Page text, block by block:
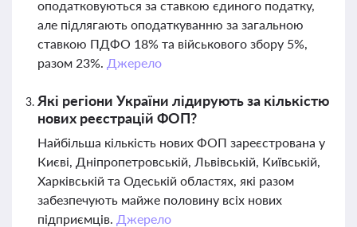
оподатковуються за ставкою єдиного податку,
але підлягають оподаткуванню за загальною
ставкою ПДФО 18% та військового збору 5%,
разом 23%. Джерело
Які регіони України лідирують за кількістю
нових реєстрацій ФОП?
Найбільша кількість нових ФОП зареєстрована у
Києві, Дніпропетровській, Львівській, Київській,
Харківській та Одеській областях, які разом
забезпечують майже половину всіх нових
підприємців. Джерело